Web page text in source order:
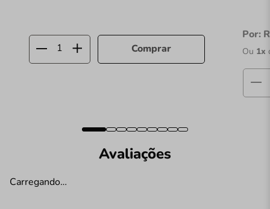
Comprar
Por:
Ou 1x
Avaliações
Carregando…